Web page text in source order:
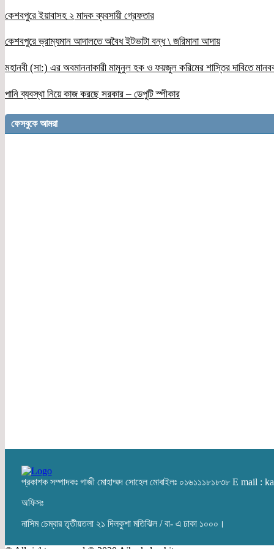
কেশবপুরে ইয়াবাসহ ২ মাদক ব্যবসায়ী গ্রেফতার
কেশবপুরে ভ্রাম্যমান আদালতে অবৈধ ইটভাটা বন্ধ \ জরিমানা আদায়
মহানবী (সা:) এর অবমাননাকারী মামুনুল হক ও ফয়জুল করিমের শাস্তির দাবিতে
পানি ব্যবস্থা নিয়ে কাজ করছে সরকার – ডেপুটি স্পীকার
ফেসবুকে আমরা
প্রকাশক সম্পাদকঃ গাজী মোহাম্মদ সোহেল মোবাইলঃ ০১৬১১১৮১৮৩৮ E mail
অফিসঃ
নাসিম চেম্বার তৃতীয়তলা ২১ দিলকুশা মতিঝিল / বা- এ ঢাকা ১০০০।